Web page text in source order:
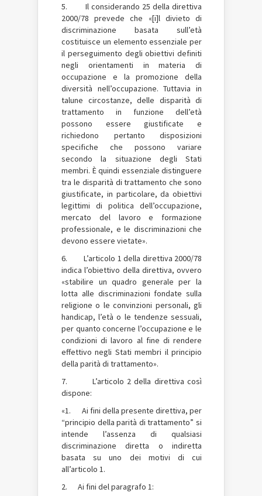
5. Il considerando 25 della direttiva
2000/78 prevede che «[i]l divieto di
discriminazione basata sull’età
costituisce un elemento essenziale per
il perseguimento degli obiettivi definiti
negli orientamenti in materia di
occupazione e la promozione della
diversità nell’occupazione. Tuttavia in
talune circostanze, delle disparità di
trattamento in funzione dell’età
possono essere giustificate e
richiedono pertanto disposizioni
specifiche che possono variare
secondo la situazione degli Stati
membri. È quindi essenziale distinguere
tra le disparità di trattamento che sono
giustificate, in particolare, da obiettivi
legittimi di politica dell’occupazione,
mercato del lavoro e formazione
professionale, e le discriminazioni che
devono essere vietate».
6. L’articolo 1 della direttiva 2000/78
indica l’obiettivo della direttiva, ovvero
«stabilire un quadro generale per la
lotta alle discriminazioni fondate sulla
religione o le convinzioni personali, gli
handicap, l’età o le tendenze sessuali,
per quanto concerne l’occupazione e le
condizioni di lavoro al fine di rendere
effettivo negli Stati membri il principio
della parità di trattamento».
7. L’articolo 2 della direttiva così
dispone:
«1. Ai fini della presente direttiva, per
“principio della parità di trattamento” si
intende l’assenza di qualsiasi
discriminazione diretta o indiretta
basata su uno dei motivi di cui
all’articolo 1.
2. Ai fini del paragrafo 1: